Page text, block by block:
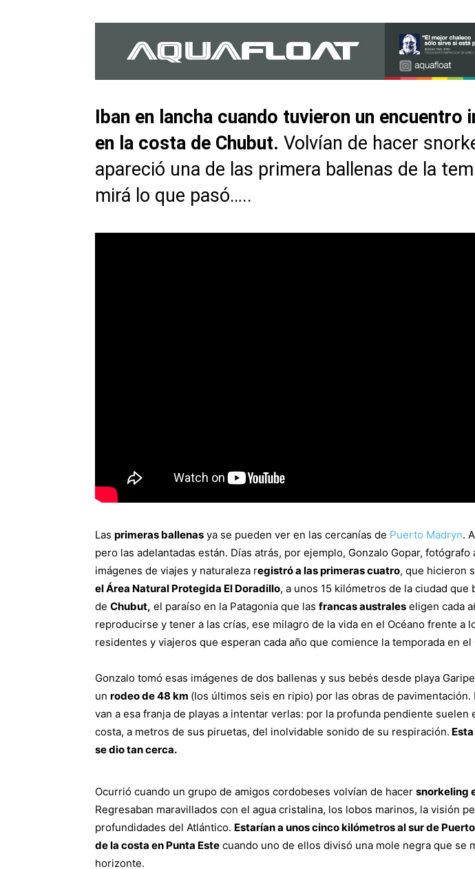
Iban en lancha cuando tuvieron un encuentro
en la costa de Chubut. Volvían de hacer
apareció una de las primera ballenas de la
mirá lo que pasó…..
Las primeras ballenas ya se pueden ver en las cercanías de Puerto Madryn.
pero las adelantadas están. Días atrás, por ejemplo, Gonzalo Gopar, fotógrafo
imágenes de viajes y naturaleza registró a las primeras cuatro, que hicieron
el Área Natural Protegida El Doradillo, a unos 15 kilómetros de la ciudad que
de Chubut, el paraíso en la Patagonia que las francas australes eligen cada
reproducirse y tener a las crías, ese milagro de la vida en el Océano frente a
residentes y viajeros que esperan cada año que comience la temporada en el
Gonzalo tomó esas imágenes de dos ballenas y sus bebés desde playa
un rodeo de 48 km (los últimos seis en ripio) por las obras de pavimentación.
van a esa franja de playas a intentar verlas: por la profunda pendiente suelen
costa, a metros de sus piruetas, del inolvidable sonido de su respiración.
se dio tan cerca.
Ocurrió cuando un grupo de amigos cordobeses volvían de hacer snorkeling
Regresaban maravillados con el agua cristalina, los lobos marinos, la visión
profundidades del Atlántico. Estarían a unos cinco kilómetros al sur de
de la costa en Punta Este cuando uno de ellos divisó una mole negra que se
horizonte.